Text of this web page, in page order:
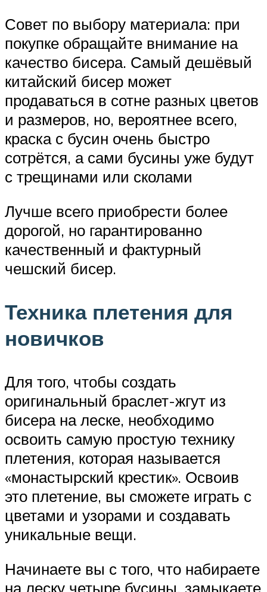
Совет по выбору материала: при
покупке обращайте внимание на
качество бисера. Самый дешёвый
китайский бисер может
продаваться в сотне разных цветов
и размеров, но, вероятнее всего,
краска с бусин очень быстро
сотрётся, а сами бусины уже будут
с трещинами или сколами
Лучше всего приобрести более
дорогой, но гарантированно
качественный и фактурный
чешский бисер.
Техника плетения для
новичков
Для того, чтобы создать
оригинальный браслет-жгут из
бисера на леске, необходимо
освоить самую простую технику
плетения, которая называется
«монастырский крестик». Освоив
это плетение, вы сможете играть с
цветами и узорами и создавать
уникальные вещи.
Начинаете вы с того, что набираете
на леску четыре бусины, замыкаете